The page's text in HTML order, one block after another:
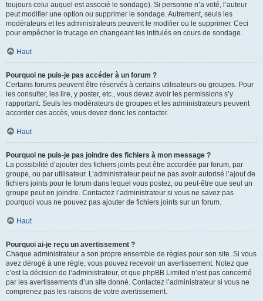
toujours celui auquel est associé le sondage). Si personne n’a voté, l’auteur
peut modifier une option ou supprimer le sondage. Autrement, seuls les
modérateurs et les administrateurs peuvent le modifier ou le supprimer. Ceci
pour empêcher le trucage en changeant les intitulés en cours de sondage.
Haut
Pourquoi ne puis-je pas accéder à un forum ?
Certains forums peuvent être réservés à certains utilisateurs ou groupes. Pour
les consulter, les lire, y poster, etc., vous devez avoir les permissions s’y
rapportant. Seuls les modérateurs de groupes et les administrateurs peuvent
accorder ces accès, vous devez donc les contacter.
Haut
Pourquoi ne puis-je pas joindre des fichiers à mon message ?
La possibilité d’ajouter des fichiers joints peut être accordée par forum, par
groupe, ou par utilisateur. L’administrateur peut ne pas avoir autorisé l’ajout de
fichiers joints pour le forum dans lequel vous postez, ou peut-être que seul un
groupe peut en joindre. Contactez l’administrateur si vous ne savez pas
pourquoi vous ne pouvez pas ajouter de fichiers joints sur un forum.
Haut
Pourquoi ai-je reçu un avertissement ?
Chaque administrateur a son propre ensemble de règles pour son site. Si vous
avez dérogé à une règle, vous pouvez recevoir un avertissement. Notez que
c’est la décision de l’administrateur, et que phpBB Limited n’est pas concerné
par les avertissements d’un site donné. Contactez l’administrateur si vous ne
comprenez pas les raisons de votre avertissement.